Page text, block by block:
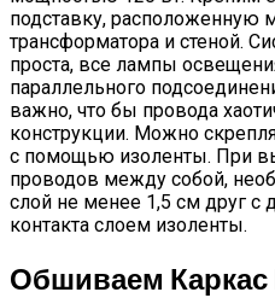
подставку, расположенную
трансформатора и стеной.
проста, все лампы
параллельного
важно, что бы провода
конструкции. Можно
с помощью изоленты. При
проводов между собой,
слой не менее 1,5 см друг с
контакта слоем изоленты.
Обшиваем Каркас